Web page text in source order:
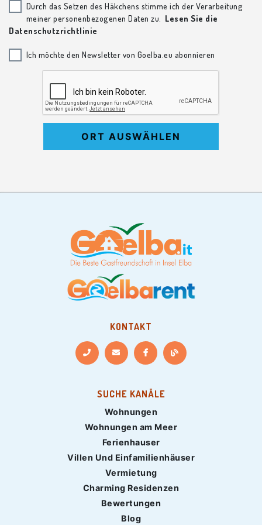
Durch das Setzen des Häkchens stimme ich der Verarbeitung
meiner personenbezogenen Daten zu.
Lesen Sie die
Datenschutzrichtlinie
Ich möchte den Newsletter von Goelba.eu abonnieren
ORT AUSWÄHLEN
KONTAKT
SUCHE KANÄLE
Wohnungen
Wohnungen am Meer
Ferienhauser
Villen Und Einfamilienhäuser
Vermietung
Charming Residenzen
Bewertungen
Blog